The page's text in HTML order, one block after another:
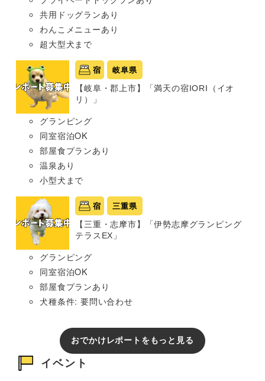
共用ドッグランあり
わんこメニューあり
超大型犬まで
宿 岐阜県
【岐阜・郡上市】「満天の宿IORI（イオ
リ）」
グランピング
同室宿泊OK
部屋食プランあり
温泉あり
小型犬まで
宿 三重県
【三重・志摩市】「伊勢志摩グランピング
テラスEX」
グランピング
同室宿泊OK
部屋食プランあり
犬種条件: 要問い合わせ
おでかけレポートをもっと見る
イベント